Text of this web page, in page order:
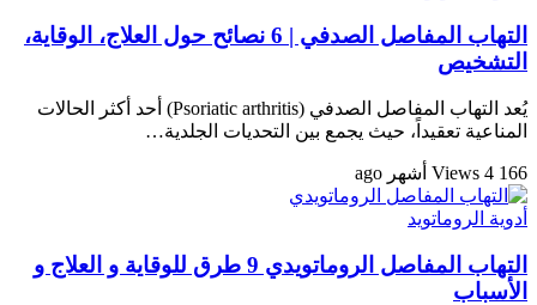
التهاب المفاصل الصدفي | 6 نصائح حول العلاج، الوقاية،
التشخيص
يُعد التهاب المفاصل الصدفي (Psoriatic arthritis) أحد أكثر الحالات
المناعية تعقيداً، حيث يجمع بين التحديات الجلدية…
166 Views 4 أشهر ago
أدوية الروماتويد
التهاب المفاصل الروماتويدي 9 طرق للوقاية و العلاج و
الأسباب